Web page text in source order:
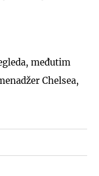
međutim
Chelsea,